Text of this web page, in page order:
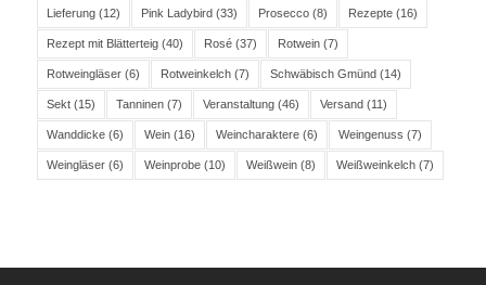
Lieferung(12) Pink Ladybird (33) Prosecco(8) Rezepte(16)
Rezept mit Blätterteig(40) Rosé(37) Rotwein(7)
Rotweingläser(6) Rotweinkelch(7) Schwäbisch Gmünd (14)
Sekt(15) Tanninen(7) Veranstaltung(46) Versand (11)
Wanddicke(6) Wein(16) Weincharaktere(6) Weingenuss (7)
Weingläser(6) Weinprobe(10) Weißwein(8) Weißweinkelch(7)